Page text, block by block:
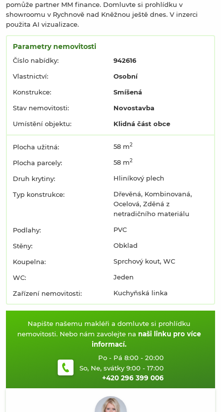
pomůže partner MM finance. Domluvte si prohlídku v
showroomu v Rychnově nad Kněžnou ještě dnes. V inzerci
použita AI vizualizace.
Parametry nemovitosti
Číslo nabídky:
942616
Vlastnictví:
Osobní
Konstrukce:
Smíšená
Stav nemovitosti:
Novostavba
Umístění objektu:
Klidná část obce
Plocha užitná: 58 m2
Plocha parcely: 58 m2
Druh krytiny: Hliníkový plech
Typ konstrukce:
Dřevěná, Kombinovaná,
Ocelová, Zděná z
netradičního materiálu
Podlahy: PVC
Stěny: Obklad
Koupelna: Sprchový kout, WC
WC: Jeden
Zařízení nemovitosti: Kuchyňská linka
Napište našemu makléři a domluvte si prohlídku
nemovitosti. Nebo nám zavolejte na naši linku pro více
informací.
Po - Pá 8:00 - 20:00
So, Ne, svátky 9:00 - 17:00
+420 296 399 006